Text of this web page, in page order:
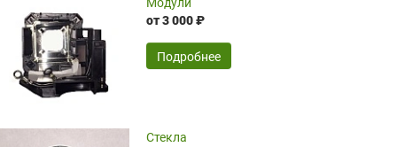
ожидания поставки из-за границы.
Компания Hiteklamp помогла избежать
временные затраты по достаточно
оптимизированной стоимости, чему
чрезмерно благодарны!)))
SERGEY FOURSOV,24.04.2026
от 3 000 ₽
Подробнее
Стекла